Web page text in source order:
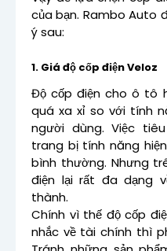
của bạn. Rambo Auto
ý sau:
1. Giá độ cốp điện Veloz
Độ cốp điện cho ô tô
quá xa xỉ so với tính
người dùng. Việc
trang bị tính năng
bình thường. Nhưng
điện lại rất đa dạng
thành.
Chính vì thế độ cốp
nhắc về tài chính thì